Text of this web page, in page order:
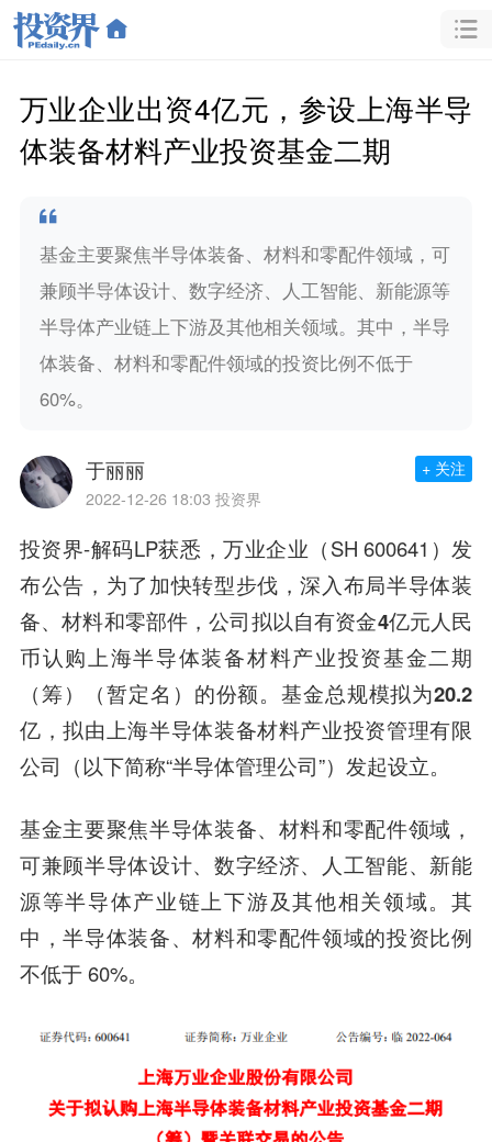
万业企业出资4亿元，参设上海半导
体装备材料产业投资基金二期
基金主要聚焦半导体装备、材料和零配件领域，可
兼顾半导体设计、数字经济、人工智能、新能源等
半导体产业链上下游及其他相关领域。其中，半导
体装备、材料和零配件领域的投资比例不低于
60%。
于丽丽
2022-12-26 18:03 投资界
+ 关注
投资界-解码LP获悉，万业企业 （SH 600641）发
布公告，为了加快转型步伐，深入布局半导体装
备、材料和零部件，公司拟以自有资金4亿元人民
币认购上海半导体装备材料产业投资基金二期
（筹）（暂定名）的份额。基金总规模拟为20.2
亿 ，拟由上海半导体装备材料产业投资管理有限
公司（以下简称“半导体管理公司”）发起设立。
基金主要聚焦半导体装备、材料和零配件领域，
可兼顾半导体设计、数字经济、人工智能、新能
源等半导体产业链上下游及其他相关领域。其
中，半导体装备、材料和零配件领域的投资比例
不低于 60%。